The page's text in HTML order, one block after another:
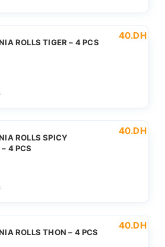
ROLLS TIGER – 4 PCS
40.DH
ROLLS SPICY
4 PCS
40.DH
ROLLS THON – 4 PCS
40.DH